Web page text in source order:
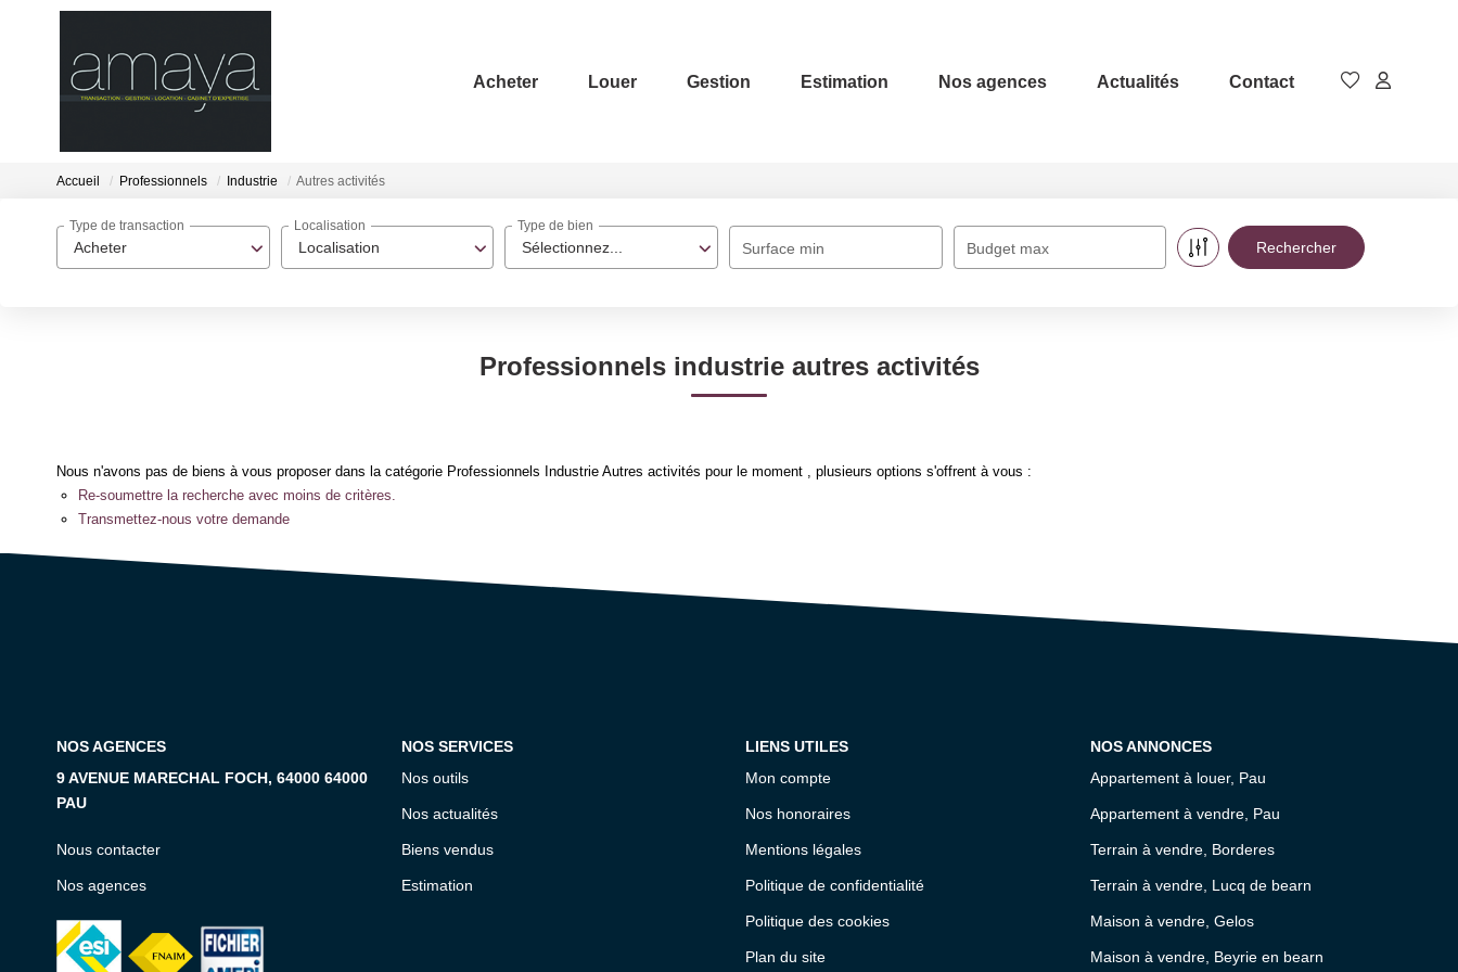
Acheter Louer Gestion Estimation Nos agences Actualités Contact
Accueil Professionnels Industrie Autres activités
Acheter
Type de transaction
Localisation
Localisation
Sélectionnez...
Type de bien
Surface min Budget max
Professionnels industrie autres activités
Nous n'avons pas de biens à vous proposer dans la catégorie Professionnels Industrie Autres activités pour le moment , plusieurs options s'offrent à vous :
Re-soumettre la recherche avec moins de critères.
Transmettez-nous votre demande
NOS AGENCES
9 AVENUE MARECHAL FOCH, 64000 64000
PAU
Nous contacter
Nos agences
NOS SERVICES
Nos outils
Nos actualités
Biens vendus
Estimation
LIENS UTILES
Mon compte
Nos honoraires
Mentions légales
Politique de confidentialité
Politique des cookies
Plan du site
NOS ANNONCES
Appartement à louer, Pau
Appartement à vendre, Pau
Terrain à vendre, Borderes
Terrain à vendre, Lucq de bearn
Maison à vendre, Gelos
Maison à vendre, Beyrie en bearn